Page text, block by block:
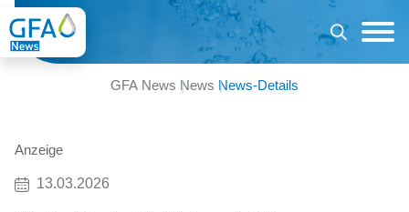
GFA News News News-Details
Anzeige
13.03.2026